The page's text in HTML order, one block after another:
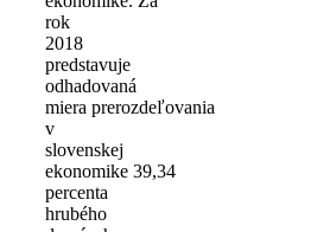
rok
2018
predstavuje
odhadovaná
miera prerozdeľovania
v
slovenskej
ekonomike 39,34
percenta
hrubého